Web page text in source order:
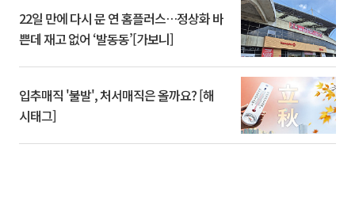
22일 만에 다시 문 연 홈플러스…정상화 바
쁜데 재고 없어 ‘발동동’[가보니]
입추매직 '불발', 처서매직은 올까요? [해
시태그]